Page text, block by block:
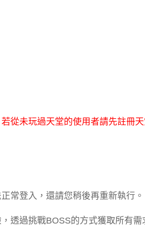
從未玩過天堂的使用者請先註冊
常登入，還請您稍後再重新執行
透過挑戰BOSS的方式獲取所有